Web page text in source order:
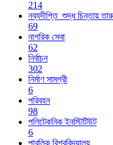
214
নব্যদীপ্তি_শুদ্ধ চিন্তায়
69
নাগরিক সেবা
62
নির্বাচন
302
নির্মাণ সামগ্রী
6
পরিবহন
98
পলিটেকনিক ইনস্টিটিউট
6